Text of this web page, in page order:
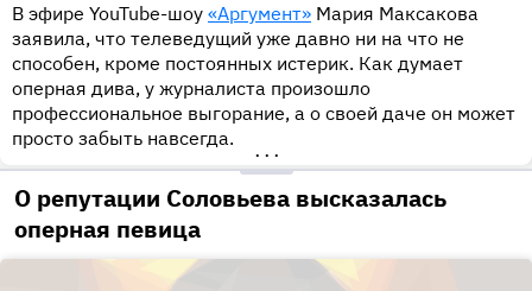
В эфире YouTube-шоу «Аргумент» Мария Максакова
заявила, что телеведущий уже давно ни на что не
способен, кроме постоянных истерик. Как думает
оперная дива, у журналиста произошло
профессиональное выгорание, а о своей даче он может
просто забыть навсегда.
•••
О репутации Соловьева высказалась
оперная певица